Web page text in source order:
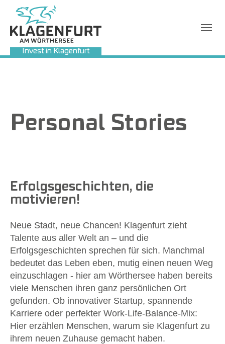
Invest in Klagenfurt
Sie sind hier:
Personal Stories
Erfolgsgeschichten, die
motivieren!
Neue Stadt, neue Chancen! Klagenfurt zieht
Talente aus aller Welt an – und die
Erfolgsgeschichten sprechen für sich. Manchmal
bedeutet das Leben eben, mutig einen neuen Weg
einzuschlagen - hier am Wörthersee haben bereits
viele Menschen ihren ganz persönlichen Ort
gefunden. Ob innovativer Startup, spannende
Karriere oder perfekter Work-Life-Balance-Mix:
Hier erzählen Menschen, warum sie Klagenfurt zu
ihrem neuen Zuhause gemacht haben.